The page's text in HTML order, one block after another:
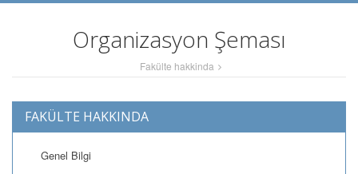
Organizasyon Şeması
Fakülte hakkinda
FAKÜLTE HAKKINDA
Genel Bilgi